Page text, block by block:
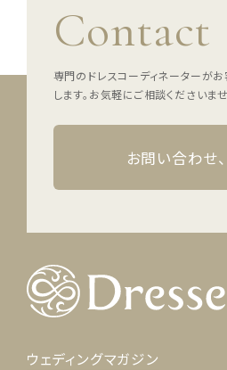
Contact
専門のドレスコーディネーターが
します。 お気軽にご相談くださいませ
お問い合わせ
ウェディングマガジン